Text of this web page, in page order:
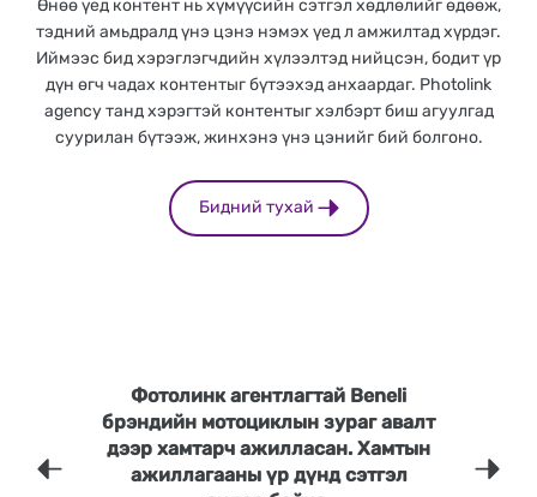
Өнөө үед контент нь хүмүүсийн сэтгэл хөдлөлийг өдөөж,
тэдний амьдралд үнэ цэнэ нэмэх үед л амжилтад хүрдэг.
Иймээс бид хэрэглэгчдийн хүлээлтэд нийцсэн, бодит үр
дүн өгч чадах контентыг бүтээхэд анхаардаг. Photolink
agency танд хэрэгтэй контентыг хэлбэрт биш агуулгад
суурилан бүтээж, жинхэнэ үнэ цэнийг бий болгоно.
Бидний тухай
Фотолинк агентлагтай Beneli
брэндийн мотоциклын зураг авалт
дээр хамтарч ажилласан. Хамтын
ажиллагааны үр дүнд сэтгэл